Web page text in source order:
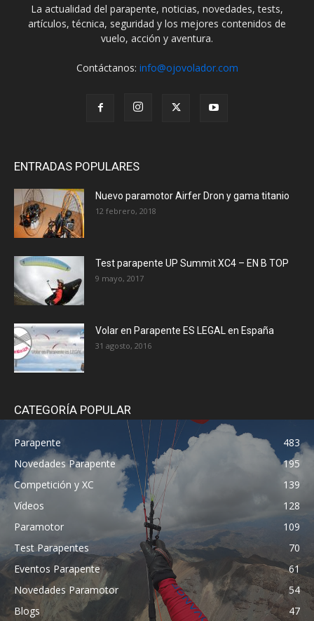
La actualidad del parapente, noticias, novedades, tests,
artículos, técnica, seguridad y los mejores contenidos de
vuelo, acción y aventura.
Contáctanos: info@ojovolador.com
ENTRADAS POPULARES
Nuevo paramotor Airfer Dron y gama titanio
12 febrero, 2018
Test parapente UP Summit XC4 – EN B TOP
9 mayo, 2017
Volar en Parapente ES LEGAL en España
31 agosto, 2016
CATEGORÍA POPULAR
Parapente
483
Novedades Parapente
195
Competición y XC
139
Vídeos
128
Paramotor
109
Test Parapentes
70
Eventos Parapente
61
Novedades Paramotor
54
Blogs
47